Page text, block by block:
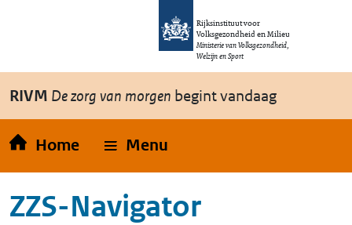
Overslaan en naar de inhoud gaan
Rijksinstituut voor
Volksgezondheid en Milieu
Ministerie van Volksgezondheid,
Welzijn en Sport
RIVM De zorg van morgen begint vandaag
Home Menu
ZZS-Navigator